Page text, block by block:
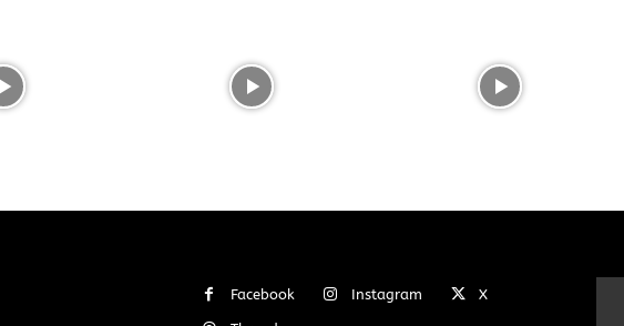
Facebook Instagram X